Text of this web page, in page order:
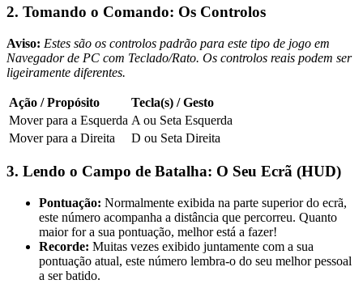
2. Tomando o Comando: Os Controlos
Aviso: Estes são os controlos padrão para este tipo de jogo em
Navegador de PC com Teclado/Rato. Os controlos reais podem ser
ligeiramente diferentes.
Ação / Propósito
Tecla(s) / Gesto
Mover para a Esquerda A ou Seta Esquerda
Mover para a Direita
D ou Seta Direita
3. Lendo o Campo de Batalha: O Seu Ecrã (HUD)
Pontuação: Normalmente exibida na parte superior do ecrã,
este número acompanha a distância que percorreu. Quanto
maior for a sua pontuação, melhor está a fazer!
Recorde: Muitas vezes exibido juntamente com a sua
pontuação atual, este número lembra-o do seu melhor pessoal
a ser batido.